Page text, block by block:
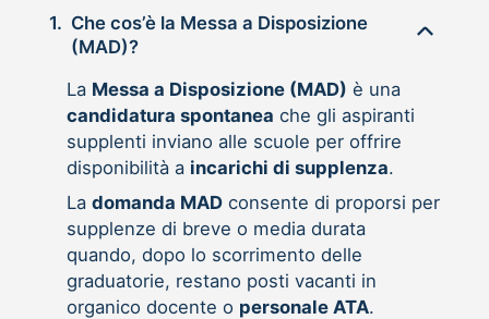
1. Che cos’è la Messa a Disposizione
(MAD)?
La Messa a Disposizione (MAD) è una
candidatura spontanea che gli aspiranti
supplenti inviano alle scuole per offrire
disponibilità a incarichi di supplenza.
La domanda MADconsente di proporsi per
supplenze di breve o media durata
quando, dopo lo scorrimento delle
graduatorie, restano posti vacanti in
organico docente o personale ATA.